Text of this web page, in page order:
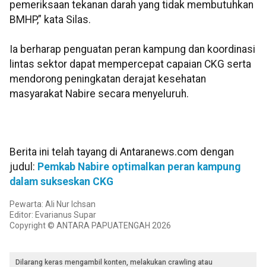
pemeriksaan tekanan darah yang tidak membutuhkan
BMHP,” kata Silas.
Ia berharap penguatan peran kampung dan koordinasi
lintas sektor dapat mempercepat capaian CKG serta
mendorong peningkatan derajat kesehatan
masyarakat Nabire secara menyeluruh.
Berita ini telah tayang di Antaranews.com dengan
judul: Pemkab Nabire optimalkan peran kampung
dalam sukseskan CKG
Pewarta: Ali Nur Ichsan
Editor: Evarianus Supar
Copyright © ANTARA PAPUATENGAH 2026
Dilarang keras mengambil konten, melakukan crawling atau